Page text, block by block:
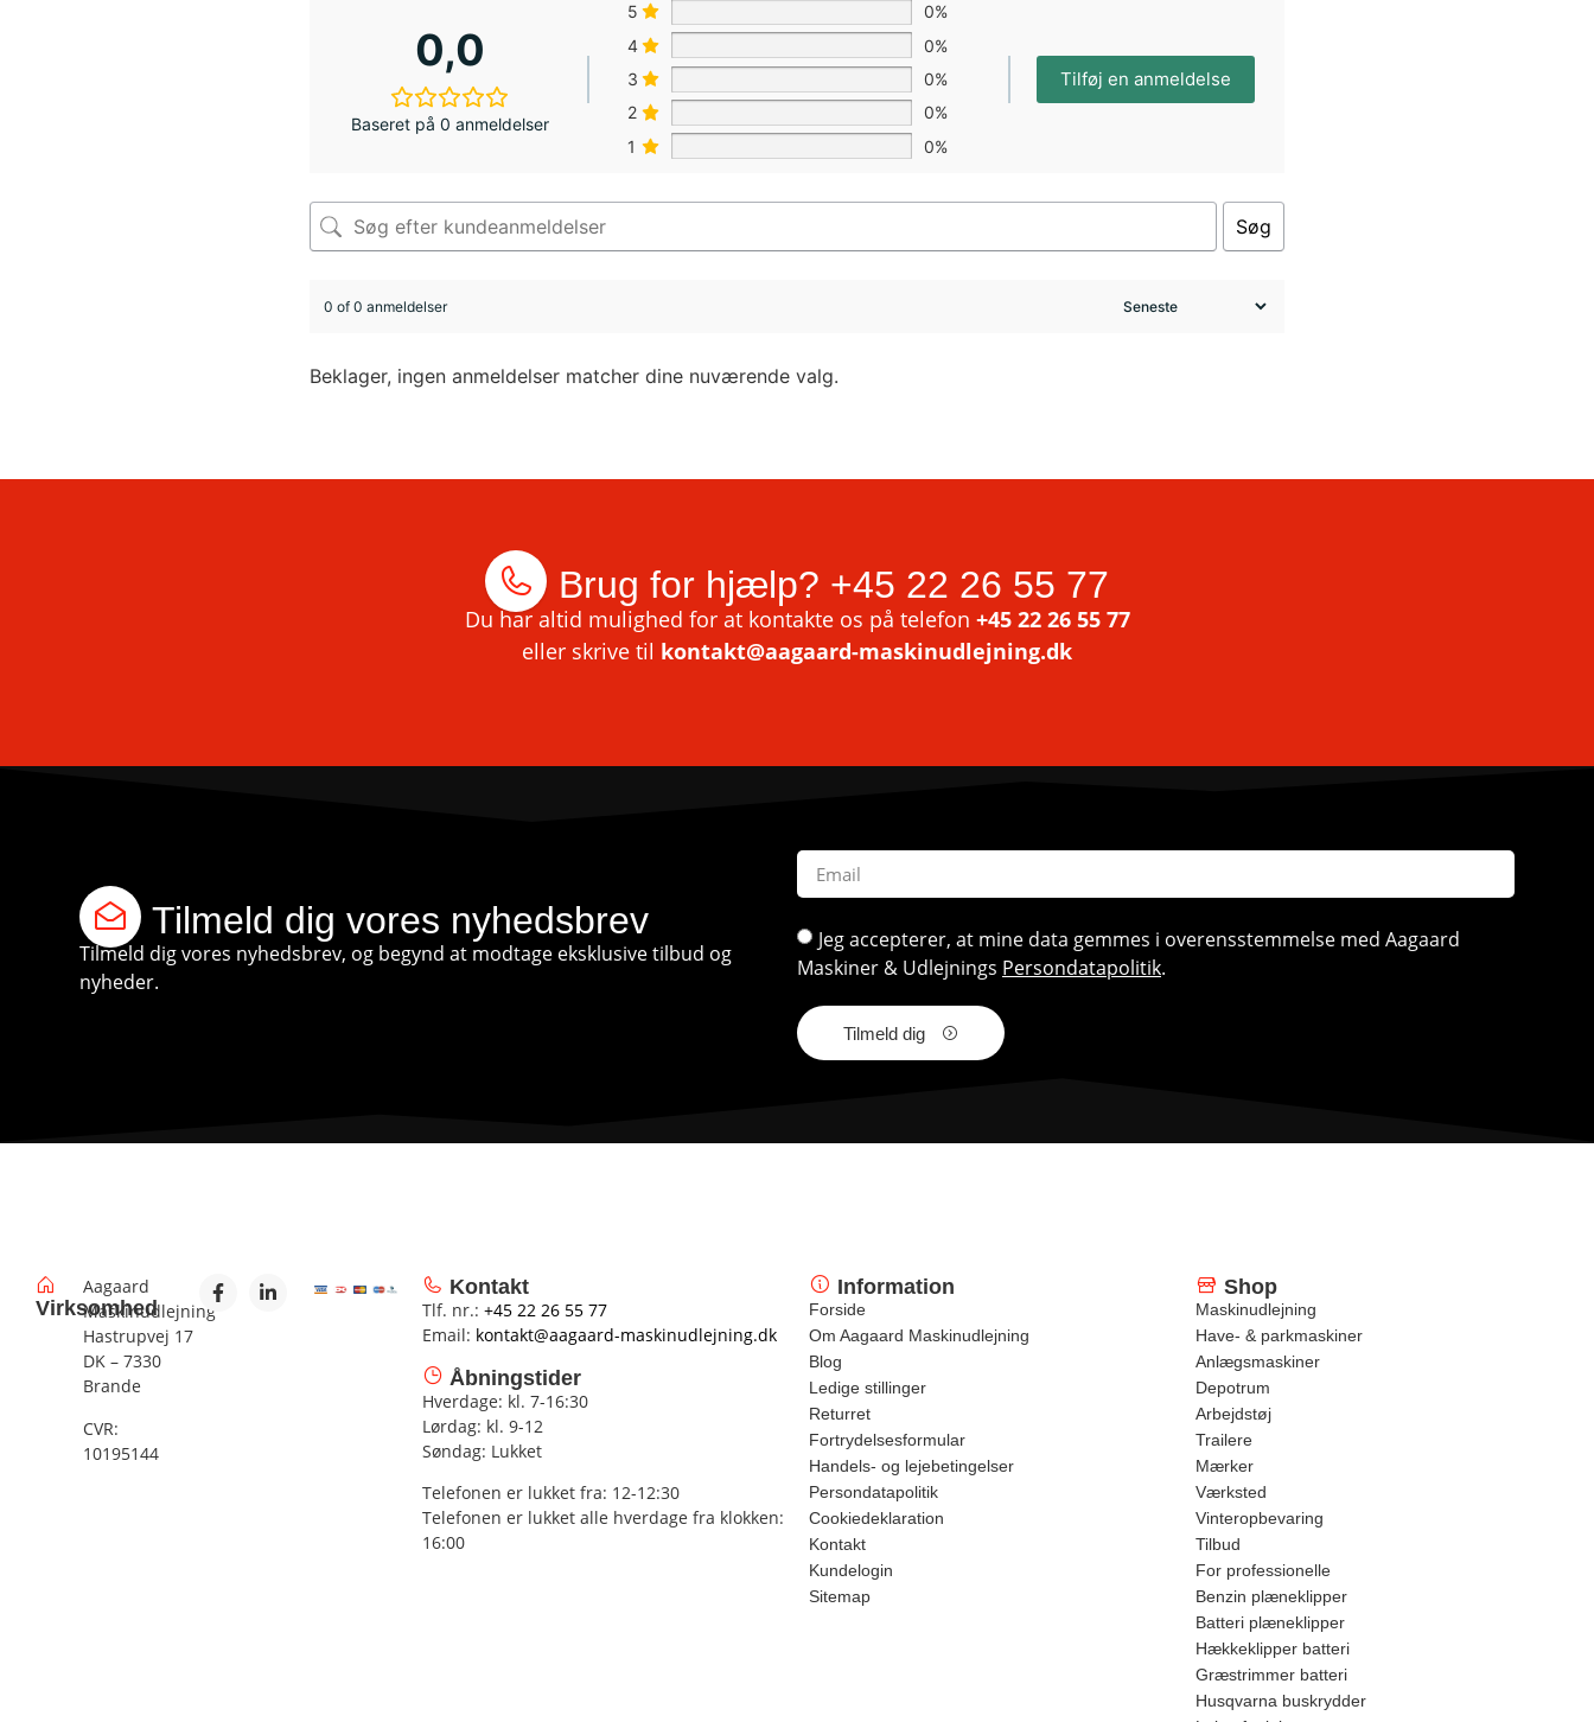
0,0
Baseret på 0 anmeldelser
5
0%
4
0%
3
0%
2
0%
1
0%
Tilføj en anmeldelse
Søg
0 of 0 anmeldelser
Beklager, ingen anmeldelser matcher dine nuværende valg.
Brug for hjælp? +45 22 26 55 77
Du har altid mulighed for at kontakte os på telefon +45 22 26 55 77
eller skrive til kontakt@aagaard-maskinudlejning.dk
Tilmeld dig vores nyhedsbrev
Tilmeld dig vores nyhedsbrev, og begynd at modtage eksklusive tilbud og
nyheder.
Jeg accepterer, at mine data gemmes i overensstemmelse med Aagaard
Maskiner & Udlejnings Persondatapolitik.
Tilmeld dig
Virksomhed
Aagaard
Maskinudlejning
Hastrupvej 17
DK – 7330
Brande
CVR:
10195144
Kontakt
Tlf. nr.: +45 22 26 55 77
Email: kontakt@aagaard-maskinudlejning.dk
Åbningstider
Hverdage: kl. 7-16:30
Lørdag: kl. 9-12
Søndag: Lukket
Telefonen er lukket fra: 12-12:30
Telefonen er lukket alle hverdage fra klokken:
16:00
Information
Forside
Om Aagaard Maskinudlejning
Blog
Ledige stillinger
Returret
Fortrydelsesformular
Handels- og lejebetingelser
Persondatapolitik
Cookiedeklaration
Kontakt
Kundelogin
Sitemap
Shop
Maskinudlejning
Have- & parkmaskiner
Anlægsmaskiner
Depotrum
Arbejdstøj
Trailere
Mærker
Værksted
Vinteropbevaring
Tilbud
For professionelle
Benzin plæneklipper
Batteri plæneklipper
Hækkeklipper batteri
Græstrimmer batteri
Husqvarna buskrydder